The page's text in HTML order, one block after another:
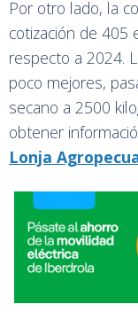
Por otro lado, la
cotización de 405
respecto a 2024.
poco mejores,
secano a 2500
obtener
Lonja